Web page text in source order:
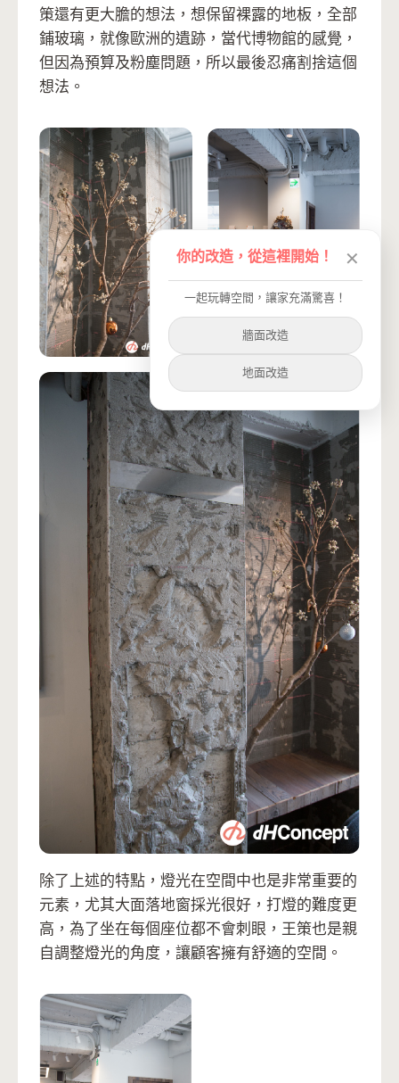
策還有更大膽的想法，想保留裸露的地板，全部
鋪玻璃，就像歐洲的遺跡，當代博物館的感覺，
但因為預算及粉塵問題，所以最後忍痛割捨這個
想法。
除了上述的特點，燈光在空間中也是非常重要的
元素，尤其大面落地窗採光很好，打燈的難度更
高，為了坐在每個座位都不會刺眼，王策也是親
自調整燈光的角度，讓顧客擁有舒適的空間。
你的改造，從這裡開始！ ✕
一起玩轉空間，讓家充滿驚喜！
牆面改造
地面改造